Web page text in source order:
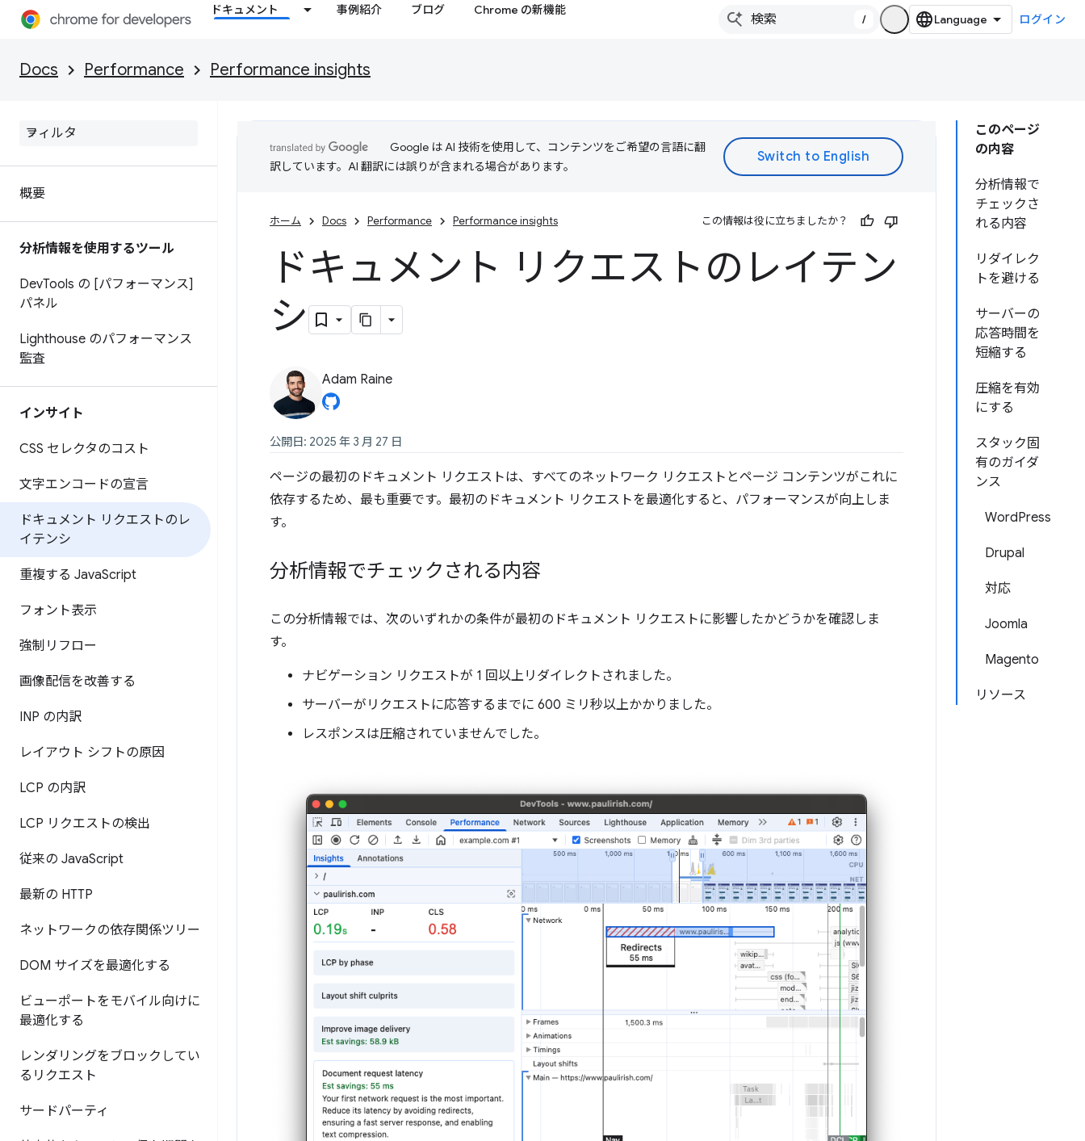
ドキュメント 事例紹介 ブログ Chrome の新機能
/ ログイン
Docs Performance Performance insights
概要
分析情報を使用するツール
DevTools の [パフォーマンス]
パネル
Lighthouse のパフォーマンス
監査
インサイト
CSS セレクタのコスト
文字エンコードの宣言
ドキュメント リクエストのレ
イテンシ
重複する JavaScript
フォント表示
強制リフロー
画像配信を改善する
INP の内訳
レイアウト シフトの原因
LCP の内訳
LCP リクエストの検出
従来の JavaScript
最新の HTTP
ネットワークの依存関係ツリー
DOM サイズを最適化する
ビューポートをモバイル向けに
最適化する
レンダリングをブロックしてい
るリクエスト
サードパーティ
このページ
の内容
分析情報で
チェックさ
れる内容
リダイレク
トを避ける
サーバーの
応答時間を
短縮する
圧縮を有効
にする
スタック固
有のガイダ
ンス
WordPress
Drupal
対応
Joomla
Magento
リソース
Google は AI 技術を使用して、コンテンツをご希望の言語に翻
訳しています。AI 翻訳には誤りが含まれる場合があります。
ホーム Docs Performance Performance insights この情報は役に立ちましたか？
ドキュメント リクエストのレイテン
シ
Adam Raine
公開日: 2025 年 3 月 27 日
ページの最初のドキュメント リクエストは、すべてのネットワーク リクエストとページ コンテンツがこれに
依存するため、最も重要です。最初のドキュメント リクエストを最適化すると、パフォーマンスが向上しま
す。
分析情報でチェックされる内容
この分析情報では、次のいずれかの条件が最初のドキュメント リクエストに影響したかどうかを確認しま
す。
ナビゲーション リクエストが 1 回以上リダイレクトされました。
サーバーがリクエストに応答するまでに 600 ミリ秒以上かかりました。
レスポンスは圧縮されていませんでした。